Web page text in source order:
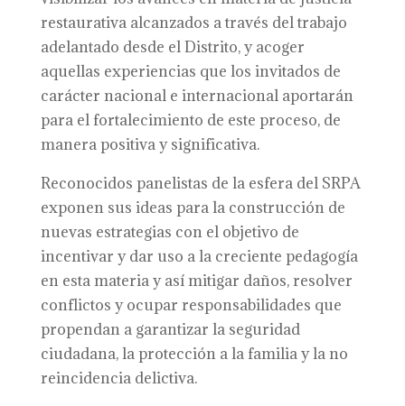
restaurativa alcanzados a través del trabajo
adelantado desde el Distrito, y acoger
aquellas experiencias que los invitados de
carácter nacional e internacional aportarán
para el fortalecimiento de este proceso, de
manera positiva y significativa.
Reconocidos panelistas de la esfera del SRPA
exponen sus ideas para la construcción de
nuevas estrategias con el objetivo de
incentivar y dar uso a la creciente pedagogía
en esta materia y así mitigar daños, resolver
conflictos y ocupar responsabilidades que
propendan a garantizar la seguridad
ciudadana, la protección a la familia y la no
reincidencia delictiva.